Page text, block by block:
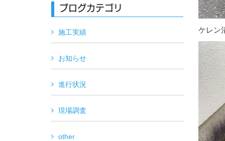
ケレン
ブログカテゴリ
施工実績
お知らせ
進行状況
現場調査
other